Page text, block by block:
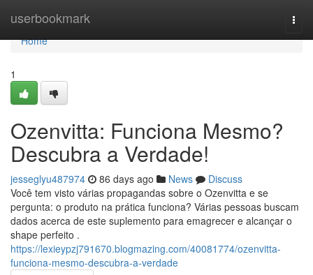
userbookmark
Home
Home
1
Ozenvitta: Funciona Mesmo?
Descubra a Verdade!
jesseglyu487974 86 days ago News
Discuss
Você tem visto várias propagandas sobre o Ozenvitta e se
pergunta: o produto na prática funciona? Várias pessoas buscam
dados acerca de este suplemento para emagrecer e alcançar o
shape perfeito .
https://lexieypzj791670.blogmazing.com/40081774/ozenvitta-
funciona-mesmo-descubra-a-verdade